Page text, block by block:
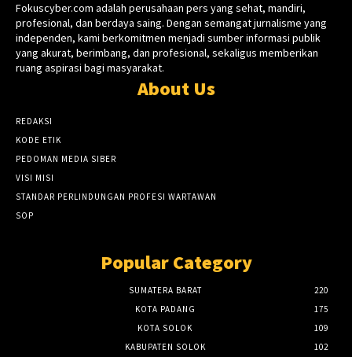
Fokuscyber.com adalah perusahaan pers yang sehat, mandiri,
profesional, dan berdaya saing. Dengan semangat jurnalisme yang
independen, kami berkomitmen menjadi sumber informasi publik
yang akurat, berimbang, dan profesional, sekaligus memberikan
ruang aspirasi bagi masyarakat.
About Us
REDAKSI
KODE ETIK
PEDOMAN MEDIA SIBER
VISI MISI
STANDAR PERLINDUNGAN PROFESI WARTAWAN
SOP
Popular Category
SUMATERA BARAT
220
KOTA PADANG
175
KOTA SOLOK
109
KABUPATEN SOLOK
102